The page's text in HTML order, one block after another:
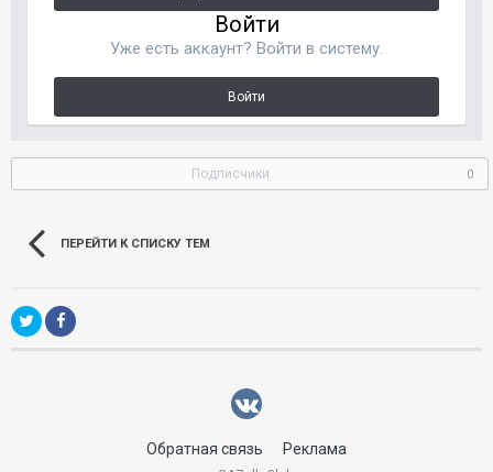
Войти
Уже есть аккаунт? Войти в систему.
Войти
Подписчики 0
ПЕРЕЙТИ К СПИСКУ ТЕМ
Обратная связь Реклама